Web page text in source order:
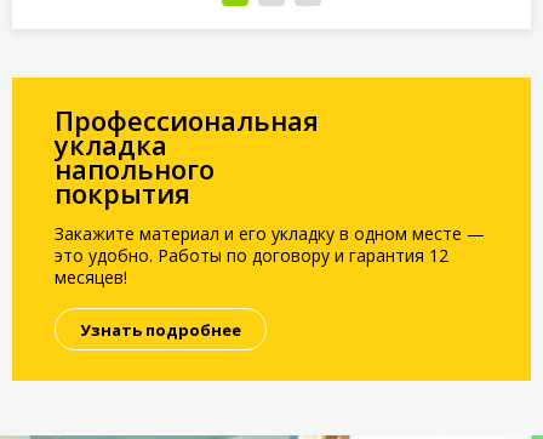
Профессиональная
укладка
напольного
покрытия
Закажите материал и его укладку в одном месте —
это удобно. Работы по договору и гарантия 12
месяцев!
Узнать подробнее